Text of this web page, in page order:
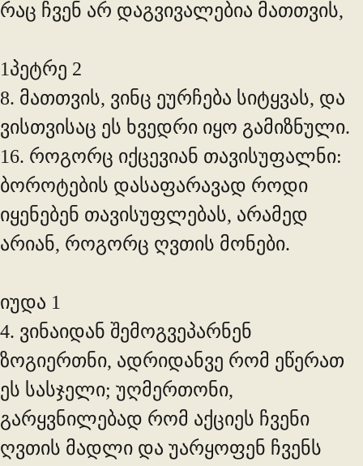
რაც ჩვენ არ დაგვივალებია მათთვის,
1პეტრე 2
8. მათთვის, ვინც ეურჩება სიტყვას, და
ვისთვისაც ეს ხვედრი იყო გამიზნული.
16. როგორც იქცევიან თავისუფალნი:
ბოროტების დასაფარავად როდი
იყენებენ თავისუფლებას, არამედ
არიან, როგორც ღვთის მონები.
იუდა 1
4. ვინაიდან შემოგვეპარნენ
ზოგიერთნი, ადრიდანვე რომ ეწერათ
ეს სასჯელი; უღმერთონი,
გარყვნილებად რომ აქციეს ჩვენი
ღვთის მადლი და უარყოფენ ჩვენს